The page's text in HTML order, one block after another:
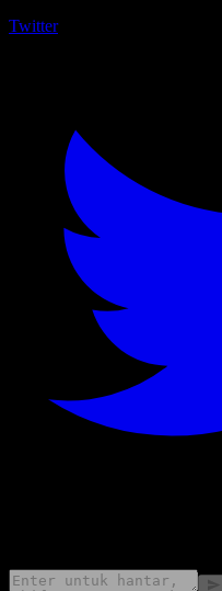
Twitter